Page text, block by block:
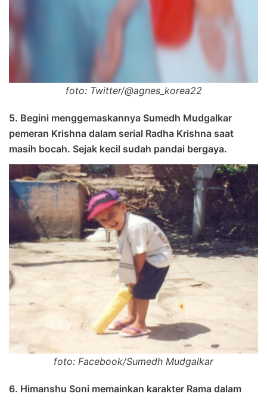
foto: Twitter/@agnes_korea22
5. Begini menggemaskannya Sumedh Mudgalkar
pemeran Krishna dalam serial Radha Krishna saat
masih bocah. Sejak kecil sudah pandai bergaya.
foto: Facebook/Sumedh Mudgalkar
6. Himanshu Soni memainkan karakter Rama dalam